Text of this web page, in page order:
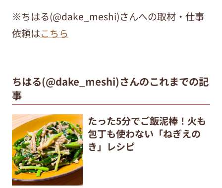
※ちはる(@dake_meshi)さんへの取材・仕事
依頼はこちら
ちはる(@dake_meshi)さんのこれまでの記
事
たった5分でご飯泥棒！火も
包丁も使わない「ねぎえの
き」レシピ